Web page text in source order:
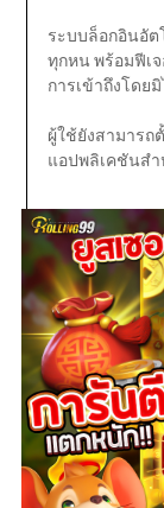
ระบบล็อกอินอั
ทุกหน พร้อมฟีเ
การเข้าถึงโดย
ผู้ใช้ยังสามารถ
แอปพลิเคชันส